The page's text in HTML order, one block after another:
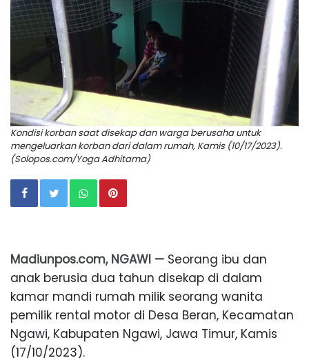
Kondisi korban saat disekap dan warga berusaha untuk
mengeluarkan korban dari dalam rumah, Kamis (10/17/2023).
(Solopos.com/Yoga Adhitama)
Madiunpos.com, NGAWI — Seorang ibu dan
anak berusia dua tahun disekap di dalam
kamar mandi rumah milik seorang wanita
pemilik rental motor di Desa Beran, Kecamatan
Ngawi, Kabupaten Ngawi, Jawa Timur, Kamis
(17/10/2023).